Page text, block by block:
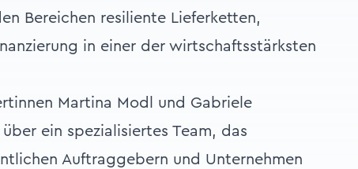
Bereichen resiliente Lieferketten,
in einer der wirtschaftsstärksten
Martina Modl und Gabriele
ein spezialisiertes Team, das
Auftraggebern und Unternehmen